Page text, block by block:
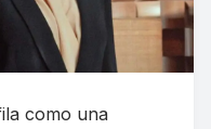
como una